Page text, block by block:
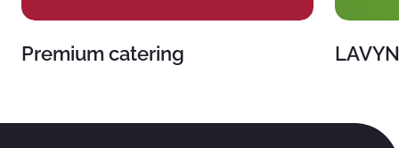
Premium catering LAVYN